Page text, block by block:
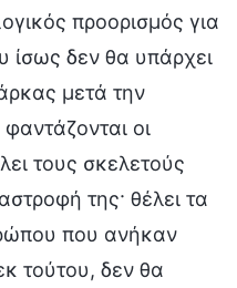
προορισμός για
ίσως δεν θα υπάρχει
μετά την
οι
τους σκελετούς
της· θέλει τα
που ανήκαν
τούτου, δεν θα